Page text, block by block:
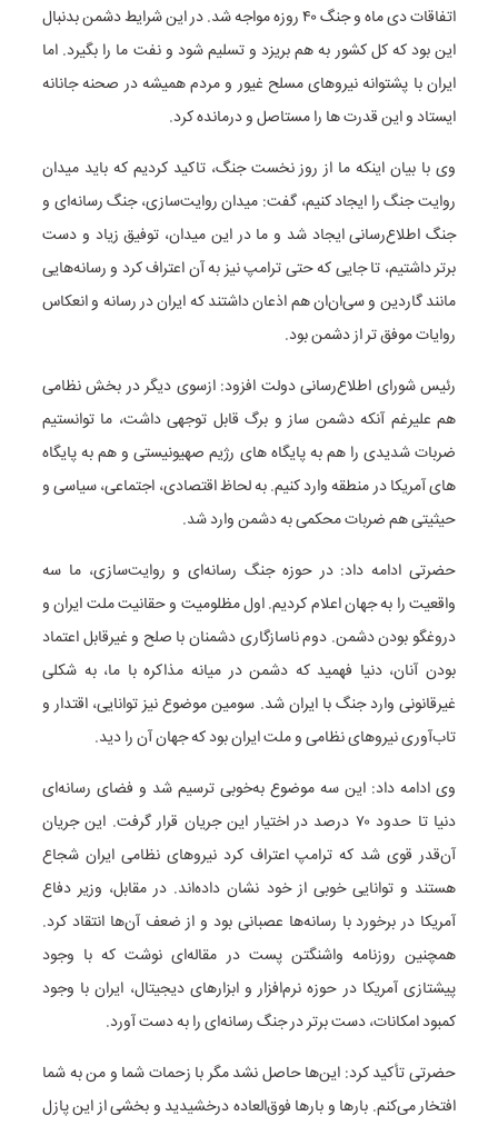
اتفاقات دی ماه و جنگ ۴۰ روزه مواجه شد. در این شرایط دشمن بدنبال
این بود که کل کشور به هم بریزد و تسلیم شود و نفت ما را بگیرد. اما
ایران با پشتوانه نیروهای مسلح غیور و مردم همیشه در صحنه جانانه
ایستاد و این قدرت ها را مستاصل و درمانده کرد.
وی با بیان اینکه ما از روز نخست جنگ، تاکید کردیم که باید میدان
روایت جنگ را ایجاد کنیم، گفت: میدان روایت‌سازی، جنگ رسانه‌ای و
جنگ اطلاع‌رسانی ایجاد شد و ما در این میدان، توفیق زیاد و دست
برتر داشتیم، تا جایی که حتی ترامپ نیز به آن اعتراف کرد و رسانه‌هایی
مانند گاردین و سی‌ان‌ان هم اذعان داشتند که ایران در رسانه و انعکاس
روایات موفق تر از دشمن بود.
رئیس شورای اطلاع‌رسانی دولت افزود: ازسوی دیگر در بخش نظامی
هم علیرغم آنکه دشمن ساز و برگ قابل توجهی داشت، ما توانستیم
ضربات شدیدی را هم به پایگاه های رژیم صهیونیستی و هم به پایگاه
های آمریکا در منطقه وارد کنیم. به لحاظ اقتصادی، اجتماعی، سیاسی و
حیثیتی هم ضربات محکمی به دشمن وارد شد.
حضرتی ادامه داد: در حوزه جنگ رسانه‌ای و روایت‌سازی، ما سه
واقعیت را به جهان اعلام کردیم. اول مظلومیت و حقانیت ملت ایران و
دروغگو بودن دشمن. دوم ناسازگاری دشمنان با صلح و غیرقابل اعتماد
بودن آنان، دنیا فهمید که دشمن در میانه مذاکره با ما، به شکلی
غیرقانونی وارد جنگ با ایران شد. سومین موضوع نیز توانایی، اقتدار و
تاب‌آوری نیروهای نظامی و ملت ایران بود که جهان آن را دید.
وی ادامه داد: این سه موضوع به‌خوبی ترسیم شد و فضای رسانه‌ای
دنیا تا حدود ۷۰ درصد در اختیار این جریان قرار گرفت. این جریان
آن‌قدر قوی شد که ترامپ اعتراف کرد نیروهای نظامی ایران شجاع
هستند و توانایی خوبی از خود نشان داده‌اند. در مقابل، وزیر دفاع
آمریکا در برخورد با رسانه‌ها عصبانی بود و از ضعف آن‌ها انتقاد کرد.
همچنین روزنامه واشنگتن پست در مقاله‌ای نوشت که با وجود
پیشتازی آمریکا در حوزه نرم‌افزار و ابزارهای دیجیتال، ایران با وجود
کمبود امکانات، دست برتر در جنگ رسانه‌ای را به دست آورد.
حضرتی تأکید کرد: این‌ها حاصل نشد مگر با زحمات شما و من به شما
افتخار می‌کنم. بارها و بارها فوق‌العاده درخشیدید و بخشی از این پازل